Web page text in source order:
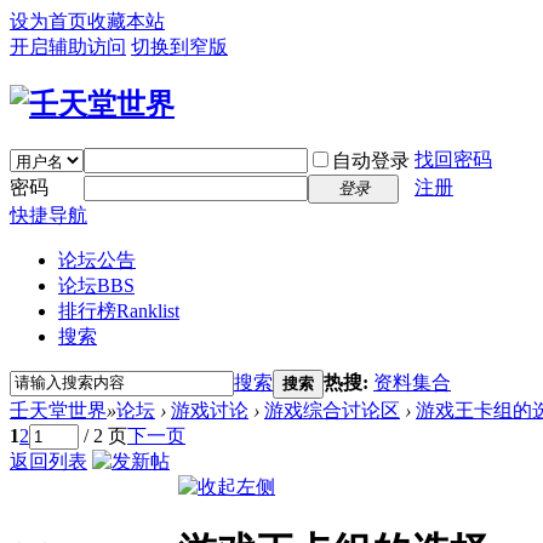
设为首页收藏本站
开启辅助访问 切换到窄版
自动登录 找回密码
密码
登录
注册
快捷导航
论坛公告
论坛BBS
排行榜Ranklist
搜索
搜索 搜索 热搜: 资料集合
壬天堂世界»论坛 › 游戏讨论 › 游戏综合讨论区 › 游戏王卡组的
12 / 2 页下一页
返回列表